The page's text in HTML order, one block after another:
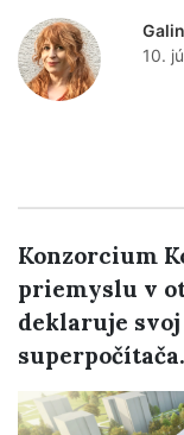
10.
Konzorcium
priemyslu v
deklaruje
superpočítača.